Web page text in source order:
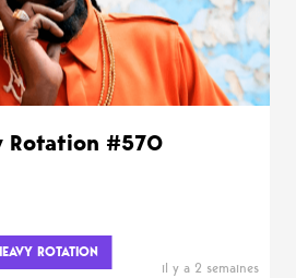
Rotation #570
ROTATION
il y a 2 semaines